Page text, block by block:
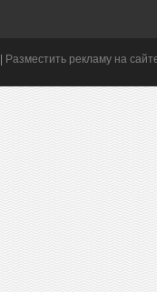
Разместить рекламу на